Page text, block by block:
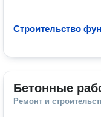
Строительство
Бетонные
Ремонт и